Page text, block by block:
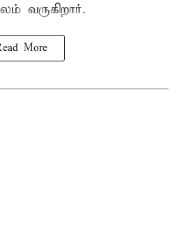
வருகிறார்.
More